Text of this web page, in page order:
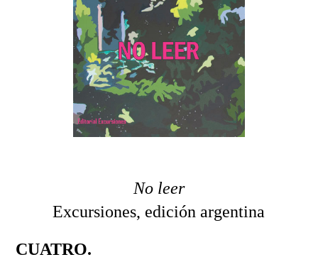
No leer
Excursiones, edición argentina
CUATRO.